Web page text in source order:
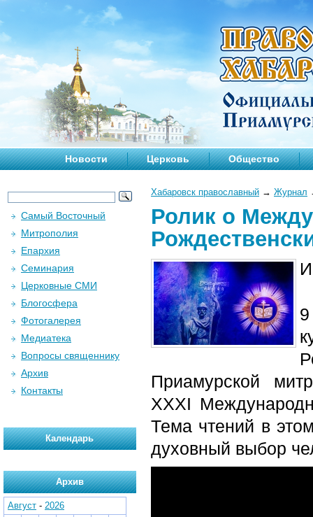
Новости Церковь Общество
Хабаровск православный → Журнал
Ролик о
Приамурской
XXXI
Тема чтений в
духовный выбор
Самый Восточный
Митрополия
Епархия
Семинария
Церковные СМИ
Блогосфера
Фотогалерея
Медиатека
Вопросы священнику
Архив
Контакты
Календарь
Архив
Август - 2026